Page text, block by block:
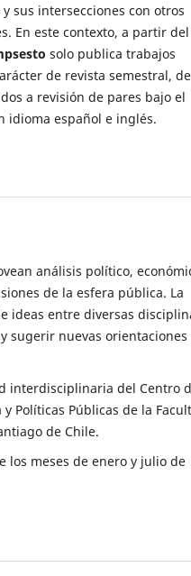
sus intersecciones con otros
En este contexto, a partir del
solo publica trabajos
de revista semestral, de
a revisión de pares bajo el
idioma español e inglés.
análisis político,
de la esfera pública. La
ideas entre diversas
sugerir nuevas orientaciones
interdisciplinaria del Centro
Políticas Públicas de la
de Chile.
los meses de enero y julio de